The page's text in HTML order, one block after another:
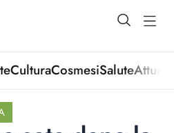
open
CulturaCosmesiSalute